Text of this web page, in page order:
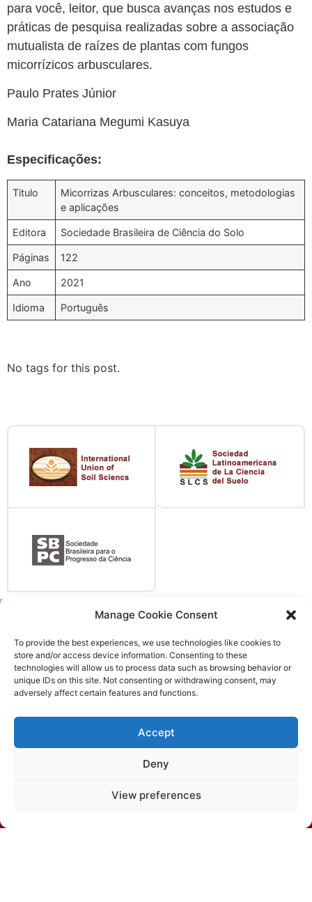
Manage Cookie Consent
To provide the best experiences, we use technologies like cookies to
store and/or access device information. Consenting to these
technologies will allow us to process data such as browsing behavior or
unique IDs on this site. Not consenting or withdrawing consent, may
adversely affect certain features and functions.
Accept
Deny
View preferences
para você, leitor, que busca avanças nos estudos e
práticas de pesquisa realizadas sobre a associação
mutualista de raízes de plantas com fungos
micorrízicos arbusculares.
Paulo Prates Júnior
Maria Catariana Megumi Kasuya
Especificações:
Titulo
Micorrizas Arbusculares: conceitos, metodologias
e aplicações
Editora Sociedade Brasileira de Ciência do Solo
Páginas 122
Ano 2021
Idioma Português
No tags for this post.
Departamento de Solos, Edíficio Silvio Brandão s/n,
Caixa Postal 231, Campus da UFV, CEP 36570-900,